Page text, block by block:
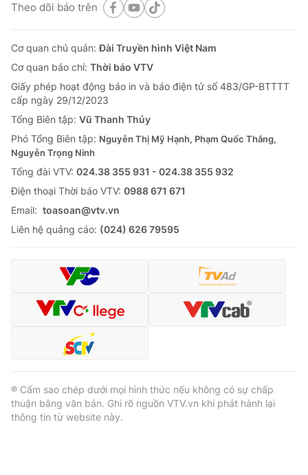
Theo dõi báo trên
Cơ quan chủ quản:Đài Truyền hình Việt Nam
Cơ quan báo chí: Thời báo VTV
Giấy phép hoạt động báo in và báo điện tử số 483/GP-BTTTT
cấp ngày 29/12/2023
Tổng Biên tập: Vũ Thanh Thủy
Phó Tổng Biên tập: Nguyễn Thị Mỹ Hạnh, Phạm Quốc Thắng,
Nguyễn Trọng Ninh
Tổng đài VTV: 024.38 355 931 - 024.38 355 932
Ðiện thoại Thời báo VTV: 0988 671 671
Email: toasoan@vtv.vn
Liên hệ quảng cáo: (024) 626 79595
® Cấm sao chép dưới mọi hình thức nếu không có sự chấp
thuận bằng văn bản. Ghi rõ nguồn VTV.vn khi phát hành lại
thông tin từ website này.